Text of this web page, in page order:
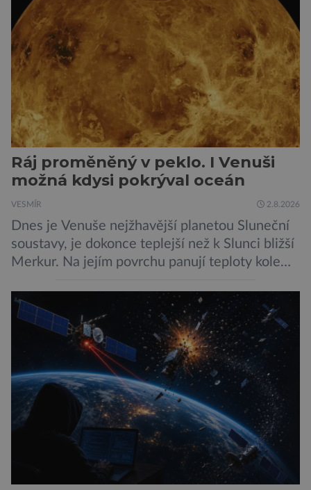
neznamená, […]
Ráj proměněný v peklo. I Venuši
možná kdysi pokrýval oceán
VESMÍR 2.8.2026
Dnes je Venuše nejžhavější planetou Sluneční
soustavy, je dokonce teplejší než k Slunci bližší
Merkur. Na jejím povrchu panují teploty kolem
hustší než na Zemi a aby toho nebylo málo, z
oblaků se snáší kapky kyseliny sírové. Zkrátka,
není to prostředí, ve kterém by příčetný člověk
chtěl strávit […]